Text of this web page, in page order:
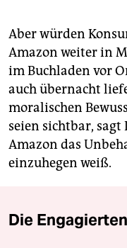
Aber würden
Amazon weiter in
im Buchladen vor
auch übernacht
moralischen
seien sichtbar, sagt
Amazon das
einzuhegen weiß.
Die